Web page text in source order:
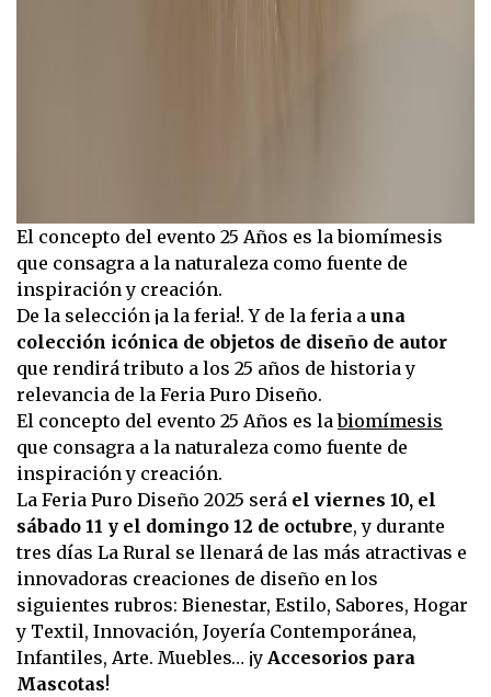
El concepto del evento 25 Años es la biomímesis
que consagra a la naturaleza como fuente de
inspiración y creación.
De la selección ¡a la feria!. Y de la feria a una
colección icónica de objetos de diseño de autor
que rendirá tributo a los 25 años de historia y
relevancia de la Feria Puro Diseño.
El concepto del evento 25 Años es labiomímesis
que consagra a la naturaleza como fuente de
inspiración y creación.
La Feria Puro Diseño 2025 será el viernes 10, el
sábado 11 y el domingo 12 de octubre, y durante
tres días La Rural se llenará de las más atractivas e
innovadoras creaciones de diseño en los
siguientes rubros: Bienestar, Estilo, Sabores, Hogar
y Textil, Innovación, Joyería Contemporánea,
Infantiles, Arte. Muebles… ¡y Accesorios para
Mascotas!